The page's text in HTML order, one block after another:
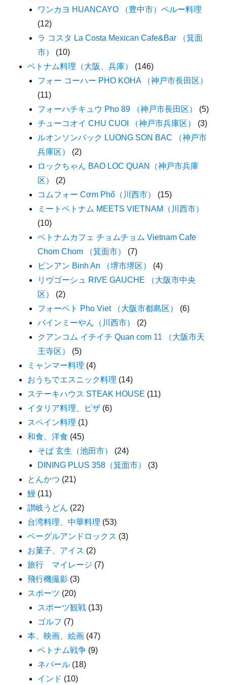
ワンカヨ HUANCAYO （豊中市）ペルー料理
(12)
ラ コスタ La Costa Mexican Cafe&Bar （箕面
市）
(10)
ベトナム料理（大阪、兵庫）
(146)
フォー コーハー PHO KOHA （神戸市長田区）
(11)
フォーハチキュウ Pho 89 （神戸市長田区）
(5)
チューコオイ CHU CUOI （神戸市兵庫区）
(3)
ルオンソンバック LUONG SON BAC （神戸市
兵庫区）
(2)
ロックちゃん BAO LOC QUAN（神戸市兵庫
区）
(2)
コムフォー Cơm Phố（川西市）
(15)
ミートベトナム MEETS VIETNAM（川西市）
(10)
ベトナムカフェ チョムチョム Vietnam Cafe
Chom Chom （箕面市）
(7)
ビンアン Binh An （堺市堺区）
(4)
リヴゴーシュ RIVE GAUCHE （大阪市中央
区）
(2)
フォーベト Pho Viet （大阪市都島区）
(6)
バインミーやん（川西市）
(2)
クアンコム イチイチ Quan com 11 （大阪市天
王寺区）
(5)
ミャンマー料理 (4)
おうちでエスニック料理 (14)
ステーキハウス STEAK HOUSE (11)
イタリア料理、ピザ (6)
スペイン料理 (1)
和食、洋食 (45)
そば 玄生（池田市）
(24)
DINING PLUS 358（箕面市）
(3)
とんかつ (21)
鰻 (11)
讃岐うどん (22)
台湾料理、中華料理 (53)
ベーグルアンドロックス (3)
お菓子、アイス (2)
旅行 マイレージ (7)
飛行機撮影 (3)
スポーツ (20)
スポーツ観戦 (13)
ゴルフ (7)
本、映画、絵画 (47)
ベトナム戦争 (9)
ネパール (18)
インド (10)